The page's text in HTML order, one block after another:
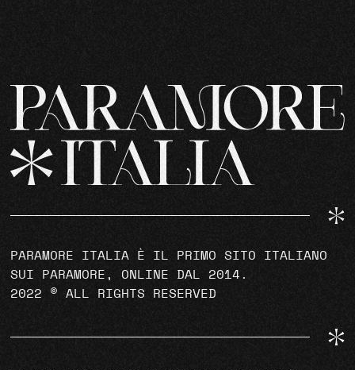
PARAMORE ITALIA È IL PRIMO SITO ITALIANO
SUI PARAMORE, ONLINE DAL 2014.
2022 © ALL RIGHTS RESERVED